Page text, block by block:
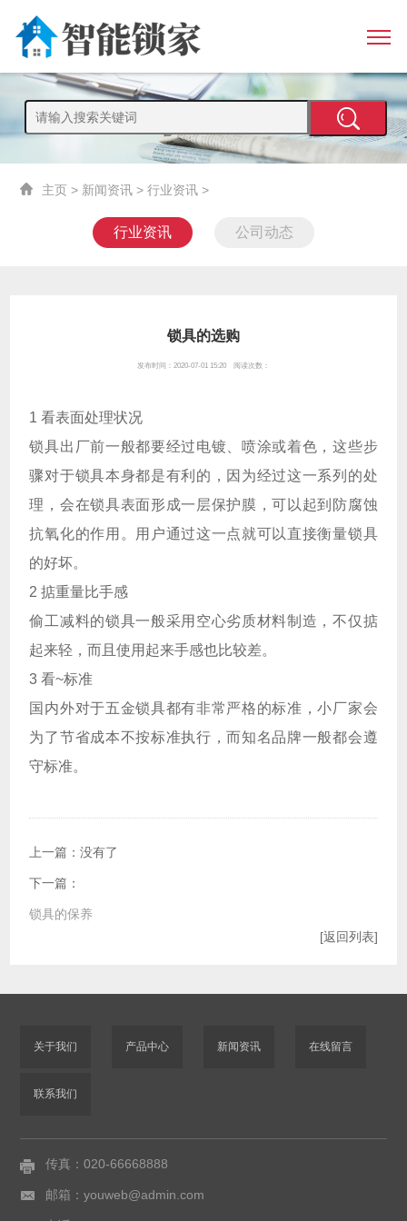
主页 > 新闻资讯 >行业资讯 >
行业资讯 公司动态
锁具的选购
发布时间：2020-07-01 15:20 阅读次数：
1 看表面处理状况
锁具出厂前一般都要经过电镀、喷涂或着色，这些步
骤对于锁具本身都是有利的，因为经过这一系列的处
理，会在锁具表面形成一层保护膜，可以起到防腐蚀
抗氧化的作用。用户通过这一点就可以直接衡量锁具
的好坏。
2 掂重量比手感
偷工减料的锁具一般采用空心劣质材料制造，不仅掂
起来轻，而且使用起来手感也比较差。
3 看~标准
国内外对于五金锁具都有非常严格的标准，小厂家会
为了节省成本不按标准执行，而知名品牌一般都会遵
守标准。
上一篇：没有了
下一篇：
锁具的保养
[返回列表]
关于我们 产品中心 新闻资讯 在线留言
联系我们
传真：020-66668888
邮箱：youweb@admin.com